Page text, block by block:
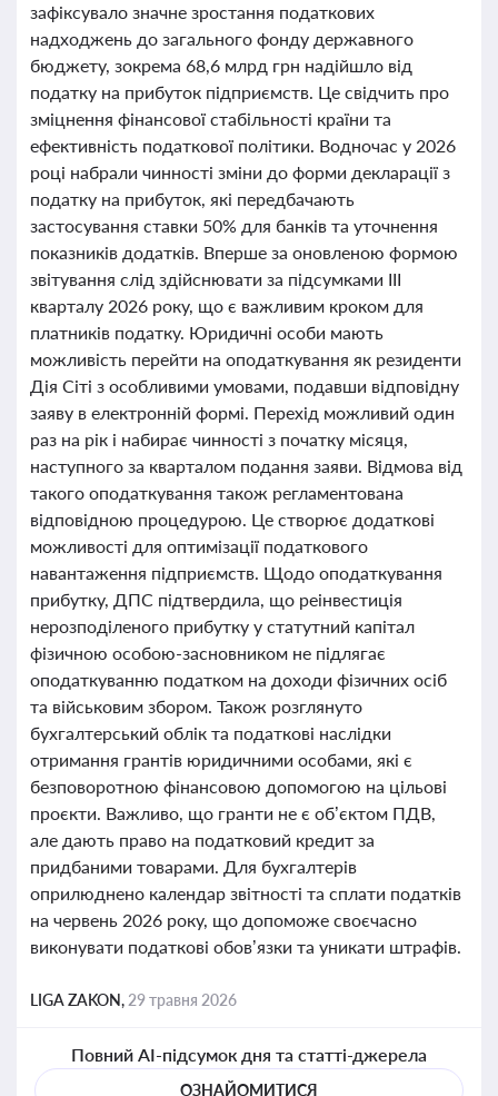
зафіксувало значне зростання податкових
надходжень до загального фонду державного
бюджету, зокрема 68,6 млрд грн надійшло від
податку на прибуток підприємств. Це свідчить про
зміцнення фінансової стабільності країни та
ефективність податкової політики. Водночас у 2026
році набрали чинності зміни до форми декларації з
податку на прибуток, які передбачають
застосування ставки 50% для банків та уточнення
показників додатків. Вперше за оновленою формою
звітування слід здійснювати за підсумками ІІІ
кварталу 2026 року, що є важливим кроком для
платників податку. Юридичні особи мають
можливість перейти на оподаткування як резиденти
Дія Сіті з особливими умовами, подавши відповідну
заяву в електронній формі. Перехід можливий один
раз на рік і набирає чинності з початку місяця,
наступного за кварталом подання заяви. Відмова від
такого оподаткування також регламентована
відповідною процедурою. Це створює додаткові
можливості для оптимізації податкового
навантаження підприємств. Щодо оподаткування
прибутку, ДПС підтвердила, що реінвестиція
нерозподіленого прибутку у статутний капітал
фізичною особою-засновником не підлягає
оподаткуванню податком на доходи фізичних осіб
та військовим збором. Також розглянуто
бухгалтерський облік та податкові наслідки
отримання грантів юридичними особами, які є
безповоротною фінансовою допомогою на цільові
проєкти. Важливо, що гранти не є об’єктом ПДВ,
але дають право на податковий кредит за
придбаними товарами. Для бухгалтерів
оприлюднено календар звітності та сплати податків
на червень 2026 року, що допоможе своєчасно
виконувати податкові обов’язки та уникати штрафів.
LIGA ZAKON, 29 травня 2026
Повний AI-підсумок дня та статті-джерела
ОЗНАЙОМИТИСЯ